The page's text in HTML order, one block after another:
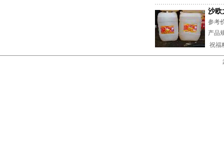
沙欧
参考
产品
祝福